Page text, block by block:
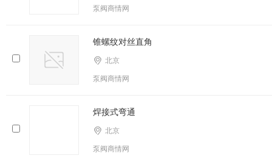
泵阀商情网
锥螺纹对丝直角
北京
泵阀商情网
焊接式弯通
北京
泵阀商情网